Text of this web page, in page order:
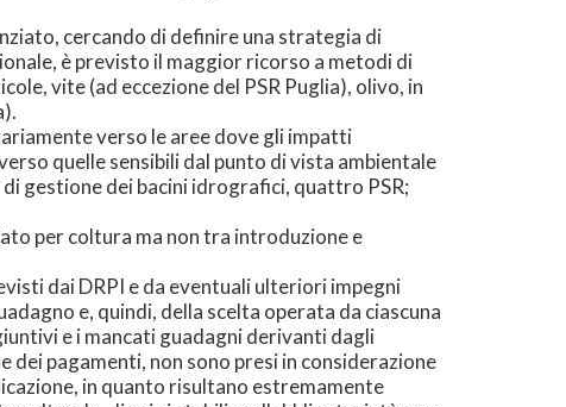
cercando di definire una strategia di
è previsto il maggior ricorso a metodi di
vite (ad eccezione del PSR Puglia), olivo, in
verso le aree dove gli impatti
quelle sensibili dal punto di vista ambientale
gestione dei bacini idrografici, quattro PSR;
per coltura ma non tra introduzione e
dai DRPI e da eventuali ulteriori impegni
e, quindi, della scelta operata da ciascuna
e i mancati guadagni derivanti dagli
pagamenti, non sono presi in considerazione
in quanto risultano estremamente